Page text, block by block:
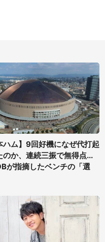
ハム】9回好機になぜ代打起
のか、連続三振で無得点...
が指摘したベンチの「選